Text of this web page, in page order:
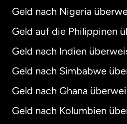
Geld nach Nigeria
Geld auf die Philippinen
Geld nach Indien
Geld nach Simbabwe
Geld nach Ghana
Geld nach Kolumbien